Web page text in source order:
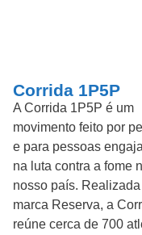
Corrida 1P5P
A Corrida 1P5P é um
movimento feito por
e para pessoas
na luta contra a fome
nosso país.
marca Reserva, a
reúne cerca de 700